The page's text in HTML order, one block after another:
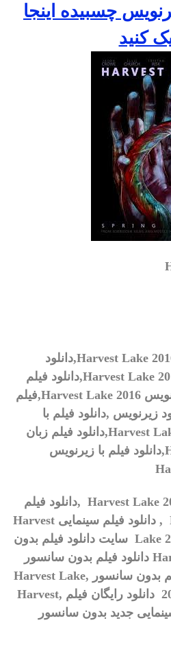
چسبيده اينجا
کنيد
Harvest Lake دانلود
Harvest Lake دانلود فیلم
Harvest Lake 2016, فیلم
زیرنویس ,دانلود فیلم با
Harvest دانلود فیلم زبان
دانلود فیلم با زیرنویس
Harvest Lake ,دانلود فیلم
, دانلود فیلم سینمایی Harvest
Lake سایت دانلود فیلم بدون
دانلود فیلم بدون سانسور
بدون سانسور ,Harvest Lake
دانلود رایگان فیلم ,Harvest
جدید بدون سانسور